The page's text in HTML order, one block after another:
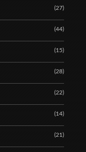
(27)
(44)
(15)
(28)
(22)
(14)
(21)